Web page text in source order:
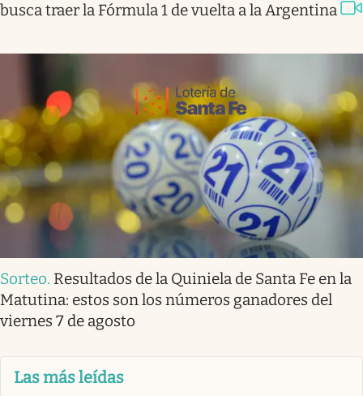
busca traer la Fórmula 1 de vuelta a la Argentina
Sorteo. Resultados de la Quiniela de Santa Fe en la
Matutina: estos son los números ganadores del
viernes 7 de agosto
Las más leídas